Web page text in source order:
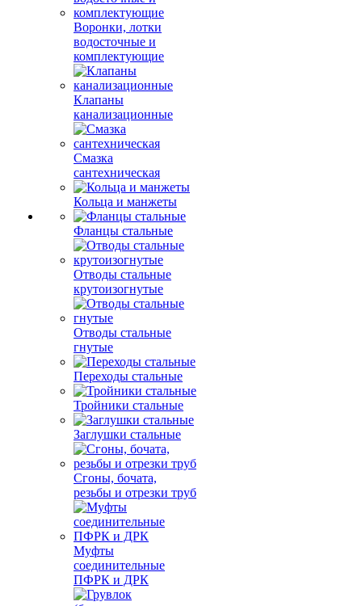
Воронки, лотки
водосточные и
комплектующие
Клапаны
канализационные
Смазка
сантехническая
Кольца и манжеты
Фланцы стальные
Отводы стальные
крутоизогнутые
Отводы стальные
гнутые
Переходы стальные
Тройники стальные
Заглушки стальные
Сгоны, бочата,
резьбы и отрезки труб
Муфты
соединительные
ПФРК и ДРК